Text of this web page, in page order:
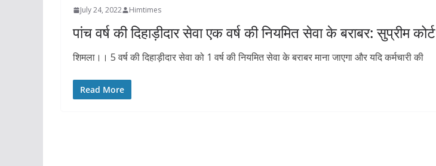
July 24, 2022 Himtimes
पांच वर्ष की दिहाड़ीदार सेवा एक वर्ष की नियमित सेवा के बराबर: सुप्रीम कोर्ट
शिमला।। 5 वर्ष की दिहाड़ीदार सेवा को 1 वर्ष की नियमित सेवा के बराबर माना जाएगा और यदि कर्मचारी की
Read More